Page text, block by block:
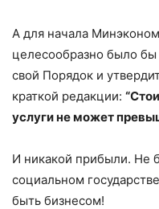
А для начала
целесообразно было
свой Порядок и
краткой редакции:
услуги не может
И никакой прибыли. Не
социальном
быть бизнесом!